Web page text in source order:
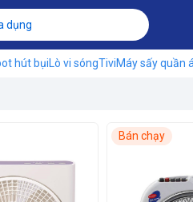
hút bụiLò vi sóngTiviMáy sấy quần
Bán chạy